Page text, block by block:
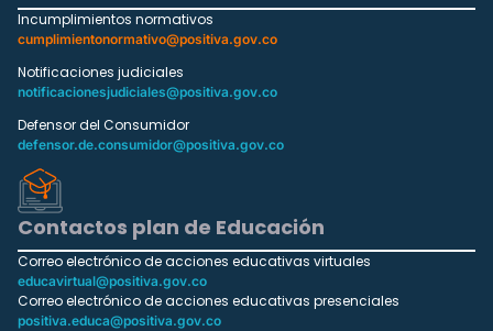
Incumplimientos normativos
cumplimientonormativo@positiva.gov.co
Notificaciones judiciales
notificacionesjudiciales@positiva.gov.co
Defensor del Consumidor
defensor.de.consumidor@positiva.gov.co
Contactos plan de Educación
Correo electrónico de acciones educativas virtuales
educavirtual@positiva.gov.co
Correo electrónico de acciones educativas presenciales
positiva.educa@positiva.gov.co